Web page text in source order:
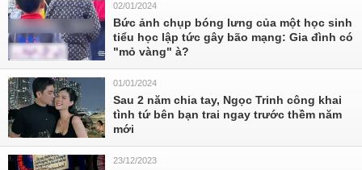
02/01/2024
Bức ảnh chụp bóng lưng của một học sinh
tiểu học lập tức gây bão mạng: Gia đình có
"mỏ vàng" à?
01/01/2024
Sau 2 năm chia tay, Ngọc Trinh công khai
tình tứ bên bạn trai ngay trước thềm năm
mới
23/12/2023